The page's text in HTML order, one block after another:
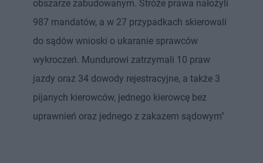
obszarze zabudowanym. Stróże prawa nałożyli
987 mandatów, a w 27 przypadkach skierowali
do sądów wnioski o ukaranie sprawców
wykroczeń. Mundurowi zatrzymali 10 praw
jazdy oraz 34 dowody rejestracyjne, a także 3
pijanych kierowców, jednego kierowcę bez
uprawnień oraz jednego z zakazem sądowym"